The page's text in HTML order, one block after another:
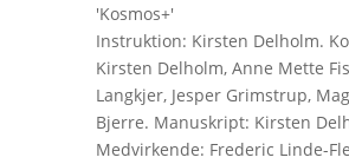
'Kosmos+'
Instruktion: Kirsten Delholm.
Kirsten Delholm, Anne Mette
Langkjer, Jesper Grimstrup,
Bjerre. Manuskript: Kirsten
Medvirkende: Frederic Linde-